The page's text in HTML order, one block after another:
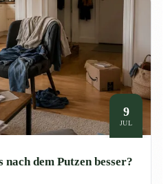
9
JUL
dem Putzen besser?